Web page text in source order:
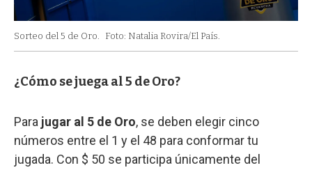
Sorteo del 5 de Oro. Foto: Natalia Rovira/El País.
¿Cómo se juega al 5 de Oro?
Para jugar al 5 de Oro, se deben elegir cinco
números entre el 1 y el 48 para conformar tu
jugada. Con $ 50 se participa únicamente del